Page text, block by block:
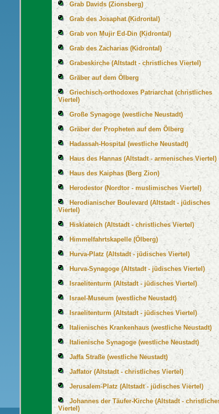
Grab Davids (Zionsberg)
Grab des Josaphat (Kidrontal)
Grab von Mujir Ed-Din (Kidrontal)
Grab des Zacharias (Kidrontal)
Grabeskirche (Altstadt - christliches Viertel)
Gräber auf dem Ölberg
Griechisch-orthodoxes Patriarchat (christliches
Viertel)
Große Synagoge (westliche Neustadt)
Gräber der Propheten auf dem Ölberg
Hadassah-Hospital (westliche Neustadt)
Haus des Hannas (Altstadt - armenisches Viertel)
Haus des Kaiphas (Berg Zion)
Herodestor (Nordtor - muslimisches Viertel)
Herodianischer Boulevard (Altstadt - jüdisches
Viertel)
Hiskiateich (Altstadt - christliches Viertel)
Himmelfahrtskapelle (Ölberg)
Hurva-Platz (Altstadt - jüdisches Viertel)
Hurva-Synagoge (Altstadt - jüdisches Viertel)
Israelitenturm (Altstadt - jüdisches Viertel)
Israel-Museum (westliche Neustadt)
Israelitenturm (Altstadt - jüdisches Viertel)
Italienisches Krankenhaus (westliche Neustadt)
Italienische Synagoge (westliche Neustadt)
Jaffa Straße (westliche Neustadt)
Jaffator (Altstadt - christliches Viertel)
Jerusalem-Platz (Altstadt - jüdisches Viertel)
Johannes der Täufer-Kirche (Altstadt -
Viertel)